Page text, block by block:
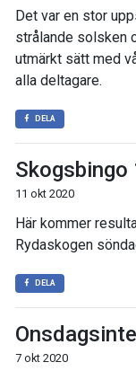
Det var en stor
strålande solsken
utmärkt sätt med
alla deltagare.
DELA
Skogsbingo
11 okt 2020
Här kommer
Rydaskogen
DELA
7 okt 2020